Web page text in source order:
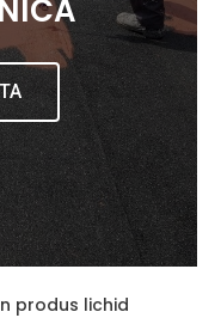
produs lichid